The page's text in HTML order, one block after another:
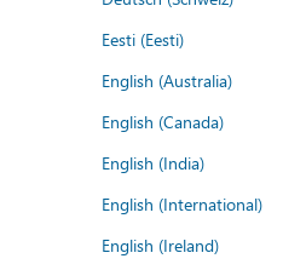
Eesti (Eesti)
English (Australia)
English (Canada)
English (India)
English (International)
English (Ireland)